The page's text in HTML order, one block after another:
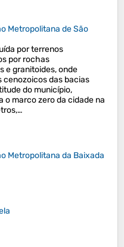
Metropolitana de São
por terrenos
por rochas
e granitoides, onde
das bacias
do município,
marco zero da cidade na
Metropolitana da Baixada